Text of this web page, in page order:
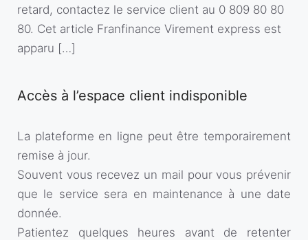
retard, contactez le service client au 0 809 80 80
80. Cet article Franfinance Virement express est
apparu […]
Accès à l’espace client indisponible
La plateforme en ligne peut être temporairement
remise à jour.
Souvent vous recevez un mail pour vous prévenir
que le service sera en maintenance à une date
donnée.
Patientez quelques heures avant de retenter